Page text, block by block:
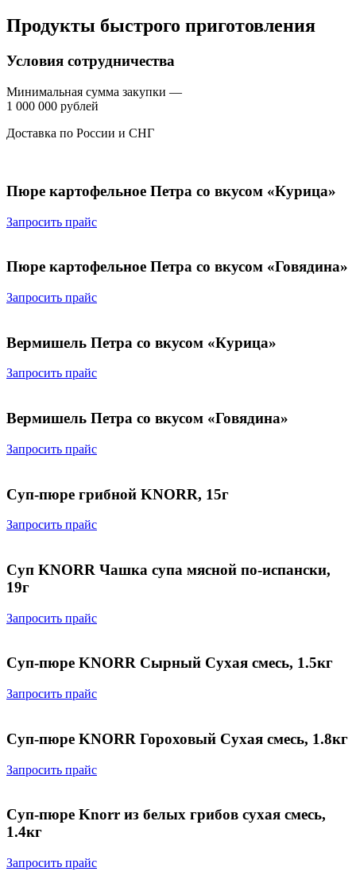
Продукты быстрого приготовления
Условия сотрудничества
Минимальная сумма закупки —
1 000 000 рублей
Доставка по России и СНГ
Пюре картофельное Петра со вкусом «Курица»
Запросить прайс
Пюре картофельное Петра со вкусом «Говядина»
Запросить прайс
Вермишель Петра со вкусом «Курица»
Запросить прайс
Вермишель Петра со вкусом «Говядина»
Запросить прайс
Суп-пюре грибной KNORR, 15г
Запросить прайс
Суп KNORR Чашка супа мясной по-испански,
19г
Запросить прайс
Суп-пюре KNORR Сырный Сухая смесь, 1.5кг
Запросить прайс
Суп-пюре KNORR Гороховый Сухая смесь, 1.8кг
Запросить прайс
Суп-пюре Knorr из белых грибов сухая смесь,
1.4кг
Запросить прайс